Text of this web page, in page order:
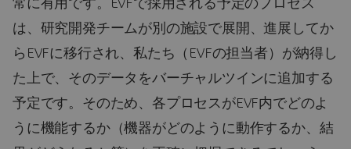
常に有用です。EVFで採用される予定のプロセス
は、研究開発チームが別の施設で展開、進展してか
らEVFに移行され、私たち（EVFの担当者）が納得し
た上で、そのデータをバーチャルツインに追加する
予定です。そのため、各プロセスがEVF内でどのよ
うに機能するか（機器がどのように動作するか、結